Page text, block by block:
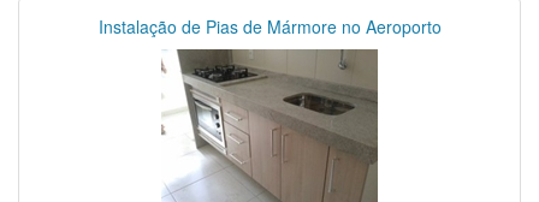
Instalação de Pias de Mármore no Aeroporto